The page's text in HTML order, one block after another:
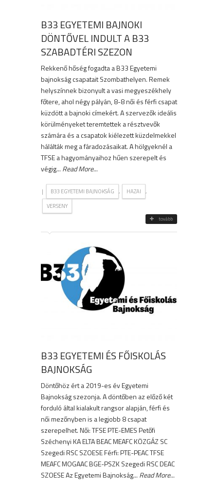
B33 EGYETEMI BAJNOKI
DÖNTŐVEL INDULT A B33
SZABADTÉRI SZEZON
Rekkenő hőség fogadta a B33 Egyetemi
bajnokság csapatait Szombathelyen. Remek
helyszínnek bizonyult a vasi megyeszékhely
főtere, ahol négy pályán, 8-8 női és férfi csapat
küzdött a bajnoki címekért. A szervezők ideális
körülményeket teremtettek a résztvevők
számára és a csapatok kiélezett küzdelmekkel
hálálták meg a fáradozásaikat. A hölgyeknél a
TFSE a hagyományaihoz hűen szerepelt és
végig... Read More...
| B33 EGYETEMI BAJNOKSÁG , HAZAI ,
VERSENY
tovább
B33 EGYETEMI ÉS FŐISKOLÁS
BAJNOKSÁG
Döntőhöz ért a 2019-es év Egyetemi
Bajnokság szezonja. A döntőben az előző két
forduló által kialakult rangsor alapján, férfi és
női mezőnyben is a legjobb 8 csapat
szerepelhet. Női: TFSE PTE-EMES Petőfi
Széchenyi KA ELTA BEAC MEAFC KÖZGÁZ SC
Szegedi RSC SZOESE Férfi: PTE-PEAC TFSE
MEAFC MOGAAC BGE-PSZK Szegedi RSC DEAC
SZOESE Az Egyetemi Bajnokság... Read More...